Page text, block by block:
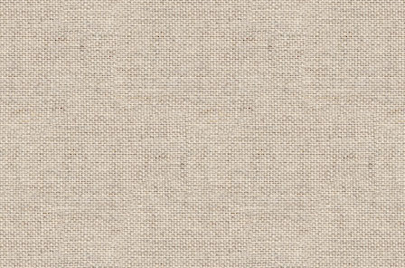
新生活応援 春キャンペーン情報！
詳細はキャンペーン情報をクリック！
ライセンス取得コース大幅割引
アドバンス取得コース大幅割引
レスキュー取得コース大幅割引
期間：2020年5月7日～6月30日
(5/1～5/6はキャンペーン対象外です)
----------------------------------------
【2019/11/29】
2020年新春２大キャンペーン情報！
詳細はキャンペーン情報をクリック！
・ライセンス・アドバンス取得大幅割
・団体旅割 卒旅割&学旅割 1,000円OFF